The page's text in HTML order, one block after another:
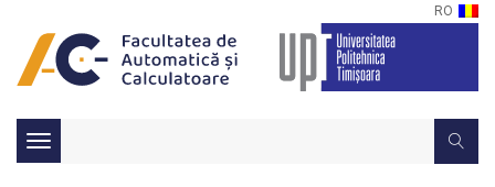
RO
Toggle
navigation